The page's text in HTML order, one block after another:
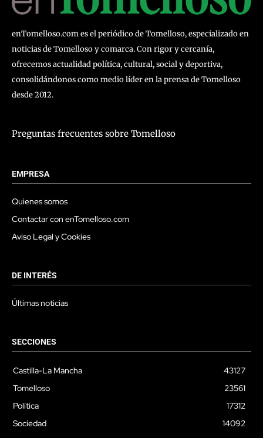
enTomelloso.com es el periódico de Tomelloso, especializado en
noticias de Tomelloso y comarca. Con rigor y cercanía,
ofrecemos actualidad política, cultural, social y deportiva,
consolidándonos como medio líder en la prensa de Tomelloso
desde 2012.
Preguntas frecuentes sobre Tomelloso
EMPRESA
Quienes somos
Contactar con enTomelloso.com
Aviso Legal y Cookies
DE INTERÉS
Últimas noticias
SECCIONES
Castilla-La Mancha
43127
Tomelloso
23561
Política
17312
Sociedad
14092